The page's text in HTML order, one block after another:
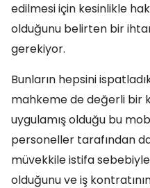
edilmesi için kesinlikle
olduğunu belirten bir
gerekiyor.
Bunların hepsini
mahkeme de değerli bir
uygulamış olduğu bu
personeller tarafından
müvekkile istifa sebebiyle
olduğunu ve iş